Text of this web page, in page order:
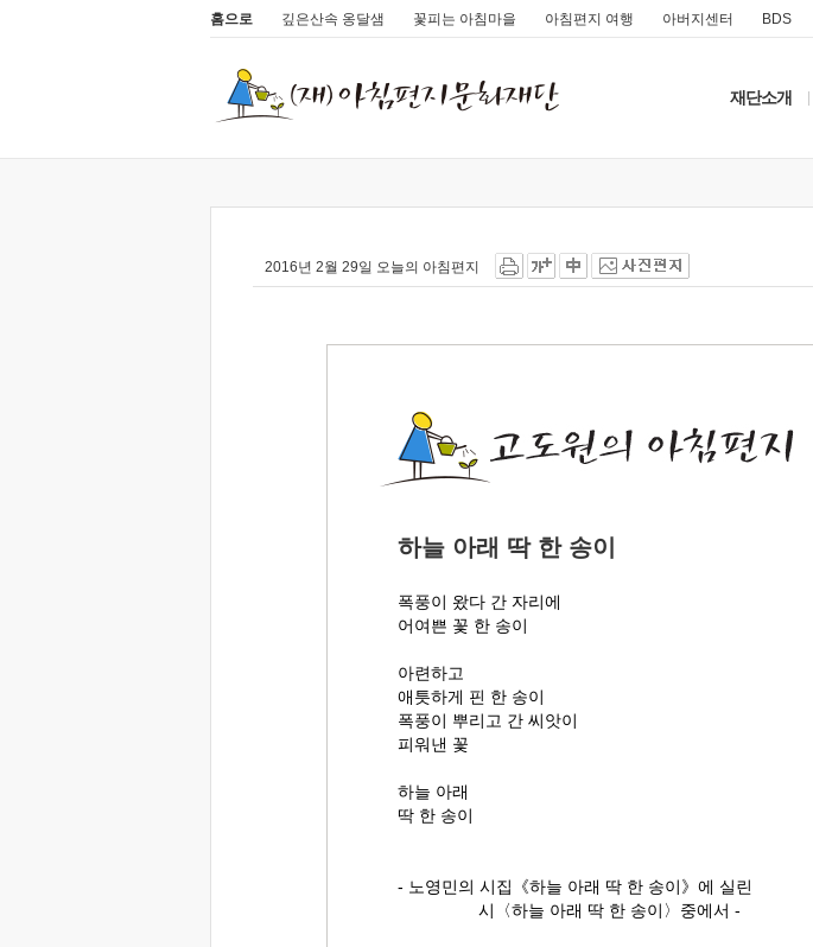
홈으로 깊은산속 옹달샘 꽃피는 아침마을 아침편지 여행 아버지센터 BDS
재단소개
2016년 2월 29일 오늘의 아침편지
하늘 아래 딱 한 송이
폭풍이 왔다 간 자리에
어여쁜 꽃 한 송이
아련하고
애틋하게 핀 한 송이
폭풍이 뿌리고 간 씨앗이
피워낸 꽃
하늘 아래
딱 한 송이
- 노영민의 시집《하늘 아래 딱 한 송이》에 실린
시〈하늘 아래 딱 한 송이〉중에서 -